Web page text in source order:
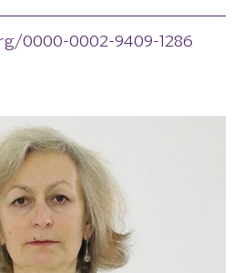
0000-0002-9409-1286